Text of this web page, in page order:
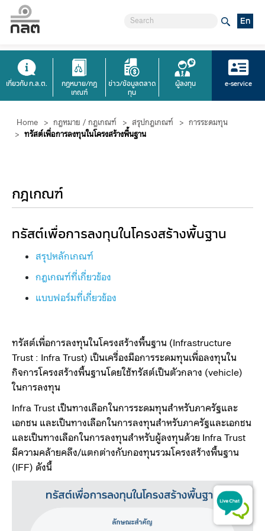
En
เกี่ยวกับ ก.ล.ต.
กฎหมาย/กฎ
เกณฑ์
ข่าว/ข้อมูลตลาด
ทุน
ผู้ลงทุน e-service
Home > กฎหมาย / กฎเกณฑ์ > สรุปกฎเกณฑ์ > การระดมทุน
> ทรัสต์เพื่อการลงทุนในโครงสร้างพื้นฐาน
กฎเกณฑ์
​​​​ทรัสต์เพื่อการลงทุนในโครงสร้างพื้นฐาน
สรุปหลักเกณฑ์
กฎเกณฑ์ที่เกี่ยวข้อง
แบบฟอร์มที่เกี่ยวข้อง​
ทรัสต์เพื่อการลงทุนในโครงสร้างพื้นฐาน (Infrastructure
Trust : Infra Trust) เป็นเครื่องมือการระดมทุนเพื่อลงทุนใน
กิจการโครงสร้างพื้นฐานโดยใช้ทรัสต์เป็นตัวกลาง (vehicle)
ในการลงทุน
Infra Trust เป็นทางเลือกในการระดมทุนสำหรับภาครัฐและ
เอกชน และเป็นทางเลือกในการลงทุนสำหรับภาครัฐและเอกชน
และเป็นทางเลือกในการลงทุนสำหรับผู้ลงทุนด้วย Infra Trust
มีความคล้ายคลึง/แตกต่างกับกองทุนรวมโครงสร้างพื้นฐาน
(IFF) ดังนี้